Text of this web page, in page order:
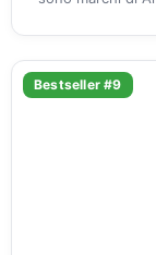
Bestseller #9